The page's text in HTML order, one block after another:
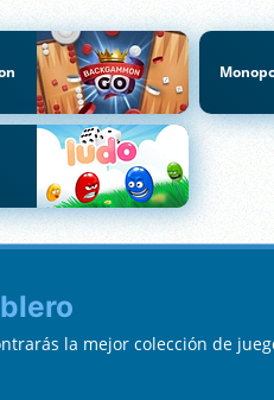
la mejor colección de